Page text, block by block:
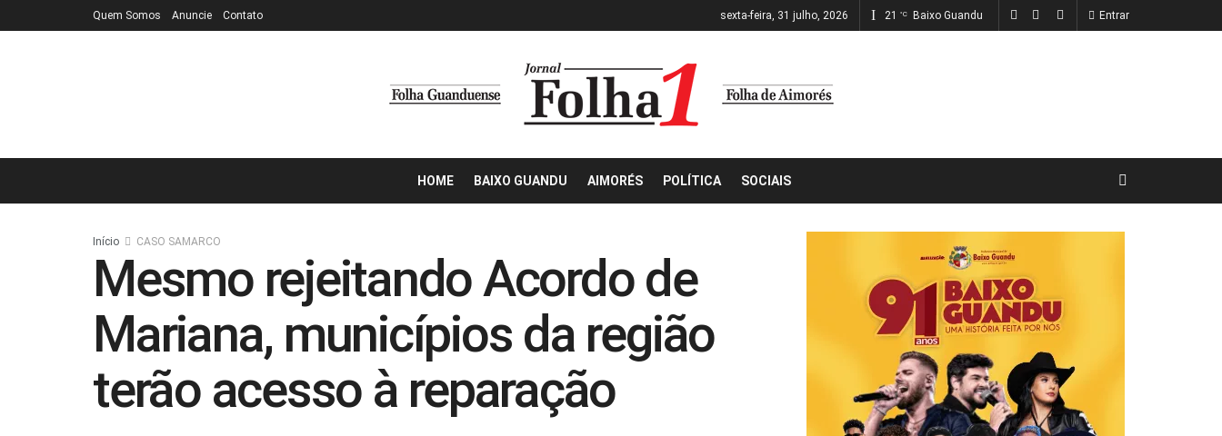
Quem Somos Anuncie Contato sexta-feira, 31 julho, 2026 21 °C Baixo Guandu Entrar
HOME BAIXO GUANDU AIMORÉS POLÍTICA SOCIAIS
Início CASO SAMARCO
Mesmo rejeitando Acordo de
Mariana, municípios da região
terão acesso à reparação